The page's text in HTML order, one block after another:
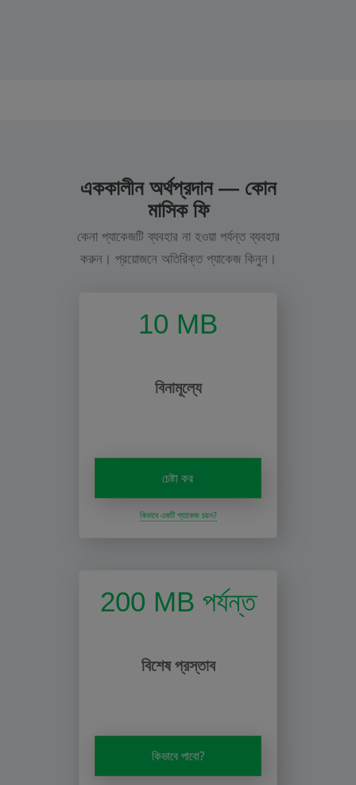
এককালীন অর্থপ্রদান — কোন
মাসিক ফি
কেনা প্যাকেজটি ব্যবহার না হওয়া পর্যন্ত ব্যবহার
করুন। প্রয়োজনে অতিরিক্ত প্যাকেজ কিনুন।
10 MB
বিনামূল্যে
চেষ্টা কর
কিভাবে একটি প্যাকেজ চয়ন?
200 MB পর্যন্ত
বিশেষ প্রস্তাব
কিভাবে পাবো?